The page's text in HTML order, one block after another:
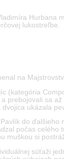
Hurbana
lukostreľbe.
na
(kategória
prebojovali sa
dvojica ukázala
do ďalšieho
počas celého
muškou si
súťaži